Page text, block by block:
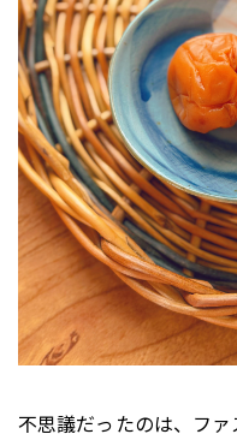
不思議だったのは、フ